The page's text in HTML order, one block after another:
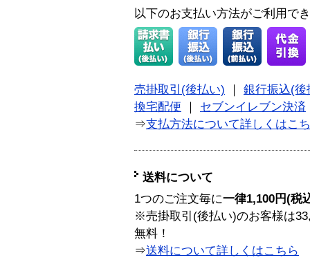
以下のお支払い方法がご利用で
売掛取引(後払い)
銀行振込(後
換宅配便
セブンイレブン決済
⇒支払方法について詳しくはこ
送料について
1つのご注文毎に一律1,100円(税
※売掛取引(後払い)のお客様は
無料！
⇒送料について詳しくはこちら